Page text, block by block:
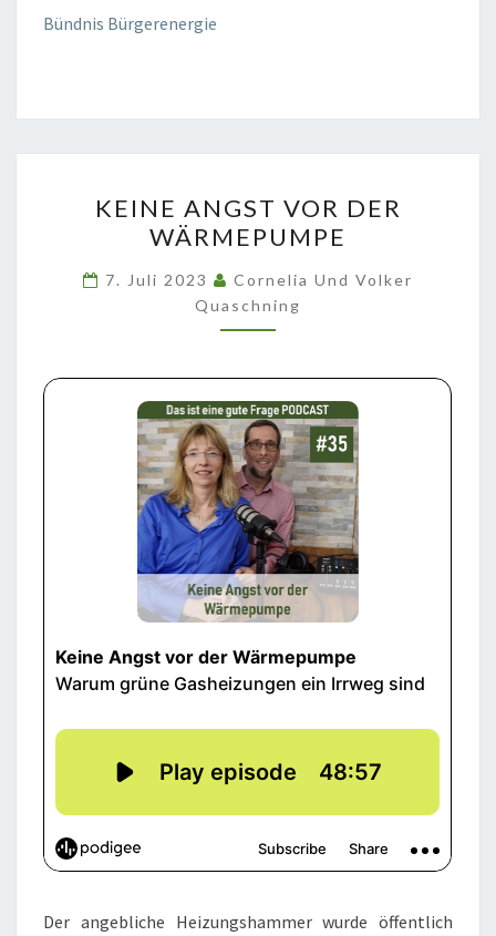
Bündnis Bürgerenergie
ANGST
VOR
DER
WÄRMEPUMPE
KEINE ANGST VOR DER
WÄRMEPUMPE
7. Juli 2023
Cornelia Und Volker
Quaschning
Der angebliche Heizungshammer wurde öffentlich